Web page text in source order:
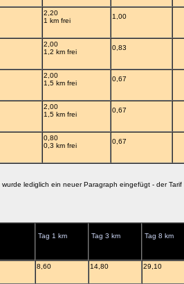
2,20
1 km frei
1,00
2,00
1,2 km frei
0,83
2,00
1,5 km frei
0,67
2,00
1,5 km frei
0,67
0,80
0,3 km frei
0,67
wurde lediglich ein neuer Paragraph eingefügt - der
Tag 1 km Tag 3 km Tag 8 km
8,60 14,80 29,10